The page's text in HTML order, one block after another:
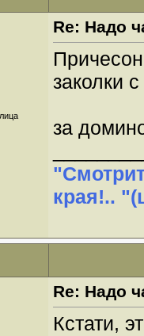
Re: Надо
заколки
за
края!..
Re: Надо
Кстати,